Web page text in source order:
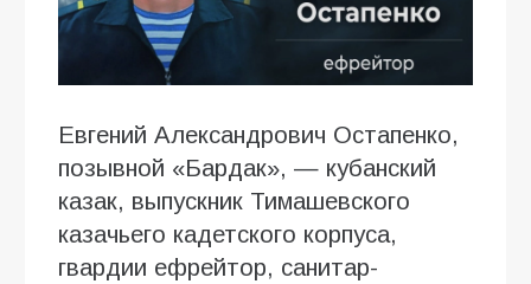
Евгений Александрович Остапенко,
позывной «Бардак», — кубанский
казак, выпускник Тимашевского
казачьего кадетского корпуса,
гвардии ефрейтор, санитар-